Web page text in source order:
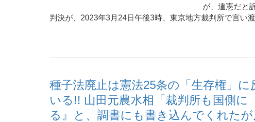
が、違憲だと
判決が、2023年3月24日午後3時、東京地方裁判所で言い渡
種子法廃止は憲法25条の「生存権」
いる!! 山田元農水相「裁判所も国側に
る』と、調書にも書き込んでくれた